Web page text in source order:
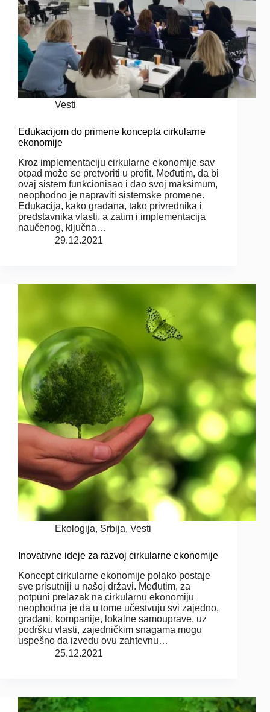
Vesti
Edukacijom do primene koncepta cirkularne
ekonomije
Kroz implementaciju cirkularne ekonomije sav
otpad može se pretvoriti u profit. Međutim, da bi
ovaj sistem funkcionisao i dao svoj maksimum,
neophodno je napraviti sistemske promene.
Edukacija, kako građana, tako privrednika i
predstavnika vlasti, a zatim i implementacija
naučenog, ključna…
29.12.2021
Ekologija, Srbija, Vesti
Inovativne ideje za razvoj cirkularne ekonomije
Koncept cirkularne ekonomije polako postaje
sve prisutniji u našoj državi. Međutim, za
potpuni prelazak na cirkularnu ekonomiju
neophodna je da u tome učestvuju svi zajedno,
građani, kompanije, lokalne samouprave, uz
podršku vlasti, zajedničkim snagama mogu
uspešno da izvedu ovu zahtevnu…
25.12.2021